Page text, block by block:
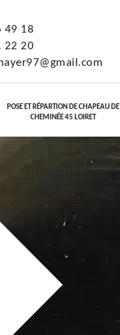
49 18
22 20
POSE ET RÉPARTION DE CHAPEAU DE
CHEMINÉE 45 LOIRET